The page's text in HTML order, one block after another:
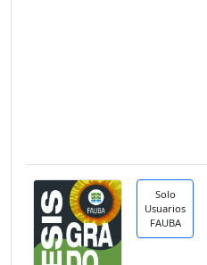
Solo
Usuarios
FAUBA